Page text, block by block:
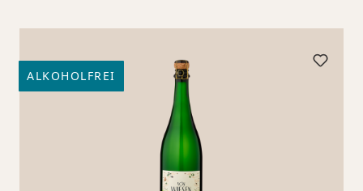
ALKOHOLFREI